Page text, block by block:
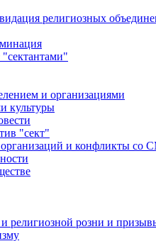
религиозных
и организациями
культуры
"сект"
и конфликты со
религиозной розни и